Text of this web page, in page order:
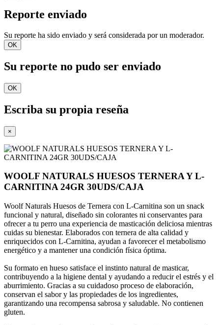
Reporte enviado
Su reporte ha sido enviado y será considerada por un moderador.
OK
Su reporte no pudo ser enviado
OK
Escriba su propia reseña
×
WOOLF NATURALS HUESOS TERNERA Y L-
CARNITINA 24GR 30UDS/CAJA
Woolf Naturals Huesos de Ternera con L-Carnitina son un snack
funcional y natural, diseñado sin colorantes ni conservantes para
ofrecer a tu perro una experiencia de masticación deliciosa mientras
cuidas su bienestar. Elaborados con ternera de alta calidad y
enriquecidos con L-Carnitina, ayudan a favorecer el metabolismo
energético y a mantener una condición física óptima.
Su formato en hueso satisface el instinto natural de masticar,
contribuyendo a la higiene dental y ayudando a reducir el estrés y el
aburrimiento. Gracias a su cuidadoso proceso de elaboración,
conservan el sabor y las propiedades de los ingredientes,
garantizando una recompensa sabrosa y saludable. No contienen
gluten.